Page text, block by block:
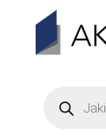
produktów